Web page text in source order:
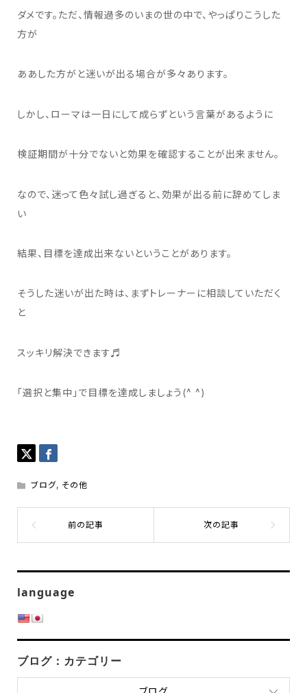
ダメです。ただ、情報過多のいまの世の中で、やっぱりこうした
方が
ああした方がと迷いが出る場合が多々あります。
しかし、ローマは一日にして成らずという言葉があるように
検証期間が十分でないと効果を確認することが出来ません。
なので、迷って色々試し過ぎると、効果が出る前に辞めてしま
い
結果、目標を達成出来ないということがあります。
そうした迷いが出た時は、まずトレーナーに相談していただく
と
スッキリ解決できます♬
「選択と集中」で目標を達成しましょう(^ ^)
ブログ, その他
language
ブログ：カテゴリー